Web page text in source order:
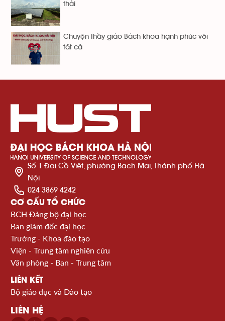
thải
Chuyện thầy giáo Bách khoa hạnh phúc với
tất cả
Số 1 Đại Cồ Việt, phường Bạch Mai, Thành phố Hà
Nội
024 3869 4242
CƠ CẤU TỔ CHỨC
BCH Đảng bộ đại học
Ban giám đốc đại học
Trường - Khoa đào tạo
Viện - Trung tâm nghiên cứu
Văn phòng - Ban - Trung tâm
LIÊN KẾT
Bộ giáo dục và Đào tạo
LIÊN HỆ